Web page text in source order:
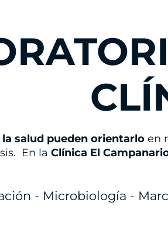
salud pueden orientarloen
En la Clínica El
- Microbiología -